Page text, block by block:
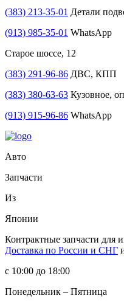
(383) 213-35-01 Детали
(913) 985-35-01 WhatsApp
Старое шоссе, 12
(383) 291-96-86 ДВС, КПП
(383) 380-63-63 Кузовное,
(913) 915-96-86 WhatsApp
Авто
Запчасти
Из
Японии
Контрактные запчасти для
Доставка по России и СНГ
с 10:00 до 18:00
Понедельник – Пятница